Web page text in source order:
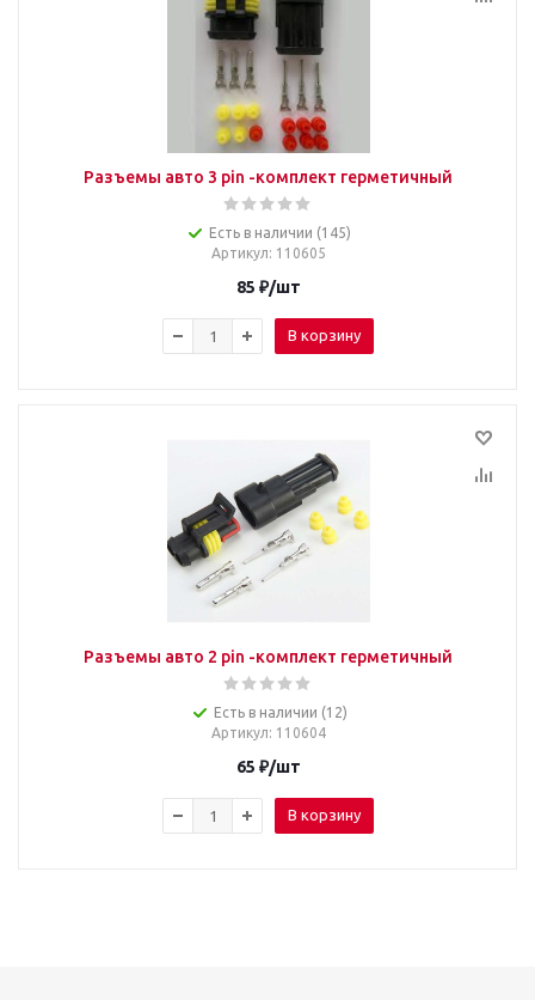
Разъемы авто 3 pin -комплект герметичный
Есть в наличии (145)
Артикул: 110605
85 ₽/шт
В корзину
Разъемы авто 2 pin -комплект герметичный
Есть в наличии (12)
Артикул: 110604
65 ₽/шт
В корзину